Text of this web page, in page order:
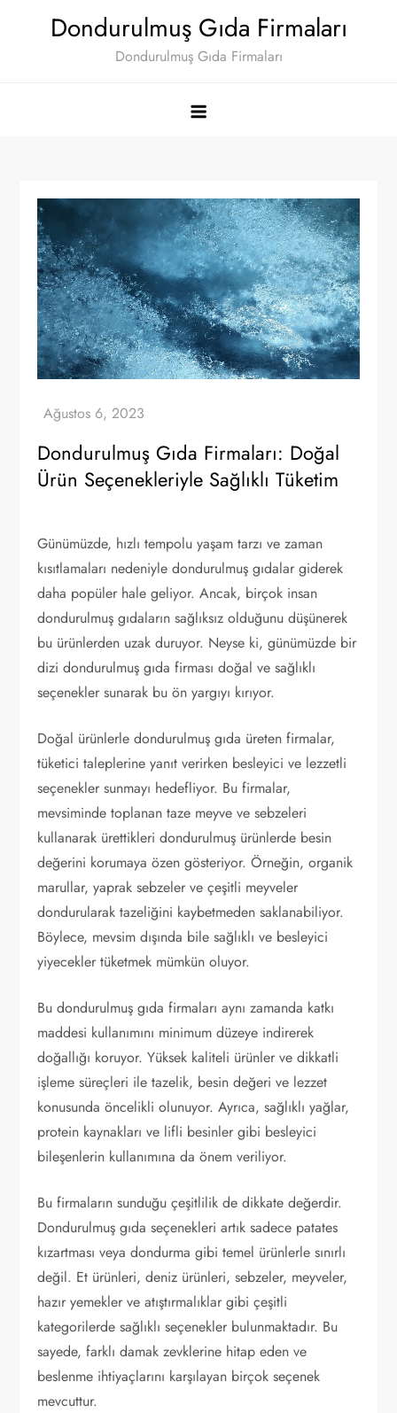
Dondurulmuş Gıda Firmaları
Dondurulmuş Gıda Firmaları
Dondurulmuş Gıda Firmaları: Doğal
Ürün Seçenekleriyle Sağlıklı Tüketim
Günümüzde, hızlı tempolu yaşam tarzı ve zaman
kısıtlamaları nedeniyle dondurulmuş gıdalar giderek
daha popüler hale geliyor. Ancak, birçok insan
dondurulmuş gıdaların sağlıksız olduğunu düşünerek
bu ürünlerden uzak duruyor. Neyse ki, günümüzde bir
dizi dondurulmuş gıda firması doğal ve sağlıklı
seçenekler sunarak bu ön yargıyı kırıyor.
Doğal ürünlerle dondurulmuş gıda üreten firmalar,
tüketici taleplerine yanıt verirken besleyici ve lezzetli
seçenekler sunmayı hedefliyor. Bu firmalar,
mevsiminde toplanan taze meyve ve sebzeleri
kullanarak ürettikleri dondurulmuş ürünlerde besin
değerini korumaya özen gösteriyor. Örneğin, organik
marullar, yaprak sebzeler ve çeşitli meyveler
dondurularak tazeliğini kaybetmeden saklanabiliyor.
Böylece, mevsim dışında bile sağlıklı ve besleyici
yiyecekler tüketmek mümkün oluyor.
Bu dondurulmuş gıda firmaları aynı zamanda katkı
maddesi kullanımını minimum düzeye indirerek
doğallığı koruyor. Yüksek kaliteli ürünler ve dikkatli
işleme süreçleri ile tazelik, besin değeri ve lezzet
konusunda öncelikli olunuyor. Ayrıca, sağlıklı yağlar,
protein kaynakları ve lifli besinler gibi besleyici
bileşenlerin kullanımına da önem veriliyor.
Bu firmaların sunduğu çeşitlilik de dikkate değerdir.
Dondurulmuş gıda seçenekleri artık sadece patates
kızartması veya dondurma gibi temel ürünlerle sınırlı
değil. Et ürünleri, deniz ürünleri, sebzeler, meyveler,
hazır yemekler ve atıştırmalıklar gibi çeşitli
kategorilerde sağlıklı seçenekler bulunmaktadır. Bu
sayede, farklı damak zevklerine hitap eden ve
beslenme ihtiyaçlarını karşılayan birçok seçenek
mevcuttur.